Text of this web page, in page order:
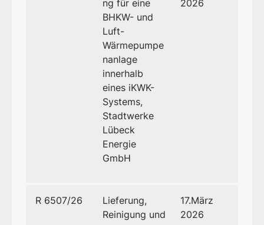
ng für eine
BHKW- und
Luft-
Wärmepumpe
nanlage
innerhalb
eines iKWK-
Systems,
Stadtwerke
Lübeck
Energie
GmbH
2026
R 6507/26
Lieferung,
Reinigung und
17.März
2026